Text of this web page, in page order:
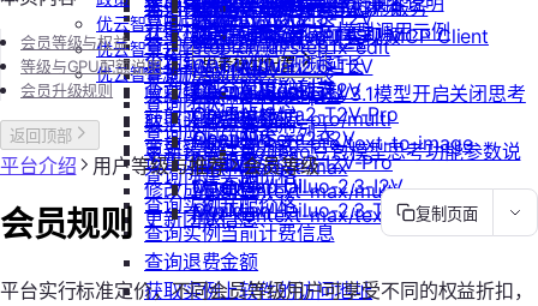
无卡模式
获取机型族列表
查询软件端口映射列表
查询模型仓库模型列表
获取实例监控数据
变更实例计费方式
查询创建实例价格
查询实例升配价格
查询实例当前计费信息
查询退费金额
获取实例上软件的访问地址
查询镜像制作进度
共享/取消共享镜像
发布镜像到社区
收藏镜像
取消收藏镜像
更新镜像信息
查询已创建的团队列表
查询团队邀请记录
查询已加入的团队列表
查询团队操作日志
查询成员产品类型列表
设置成员额度
修改成员角色
更新团队信息
DeepSeek-OCR 模型调用示例
思考模型配置
DeepSeek V3.1模型开启关闭思考
说明
Doubao豆包模型思考功能参数说
明
Qwen-Image
stepfun-ai/step1x-edit
flux.1-dev
flux-kontext-pro
flux-kontext-pro/multi
flux-kontext-pro/text-to-image
flux-kontext-max
flux-kontext-max/multi
flux-kontext-max/text-to-image
Vidu/参考图生视频
Vidu/首尾帧生视频
Vidu/视频延长
Vidu/对口型
Wan-AI/Wan2.5-T2V
Wan-AI/Wan2.6-I2V
Wan-AI/Wan2.6-T2V
OpenAI/Sora2-T2V
OpenAI/Sora2-T2V-Pro
OpenAI/Sora2-I2V
OpenAI/Sora2-I2V-Pro
MiniMax/Hailuo-2.3-I2V
MiniMax/Hailuo-2.3-T2V
MiniMax/speech-hd
通义千问 Qwen-TTS
纳米AI
n8n
GPT4All
Cherry Studio
Chatbox
ChatHub
ChatWise
OpenWeb UI
Obsidian
通过 CLINE 接入 MCP 服务
通过 UCloud API 实现 MCP Client
优云智算用户协议
优云智算云平台安全规则
优云智算激励活动协议
会员等级与权益
等级与GPU配额说明
会员升级规则
返回顶部
平台介绍 用户等级与推荐 会员等级
复制页面
会员规则
平台实行标准定价，不同会员等级用户可享受不同的权益折扣，